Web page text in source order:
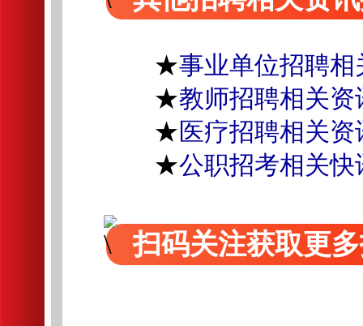
★事业单位招聘相
★教师招聘相关资
★医疗招聘相关资
★公职招考相关快
扫码关注获取更